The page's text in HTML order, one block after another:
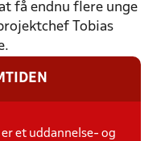
få endnu flere unge
Tobias
et uddannelse- og